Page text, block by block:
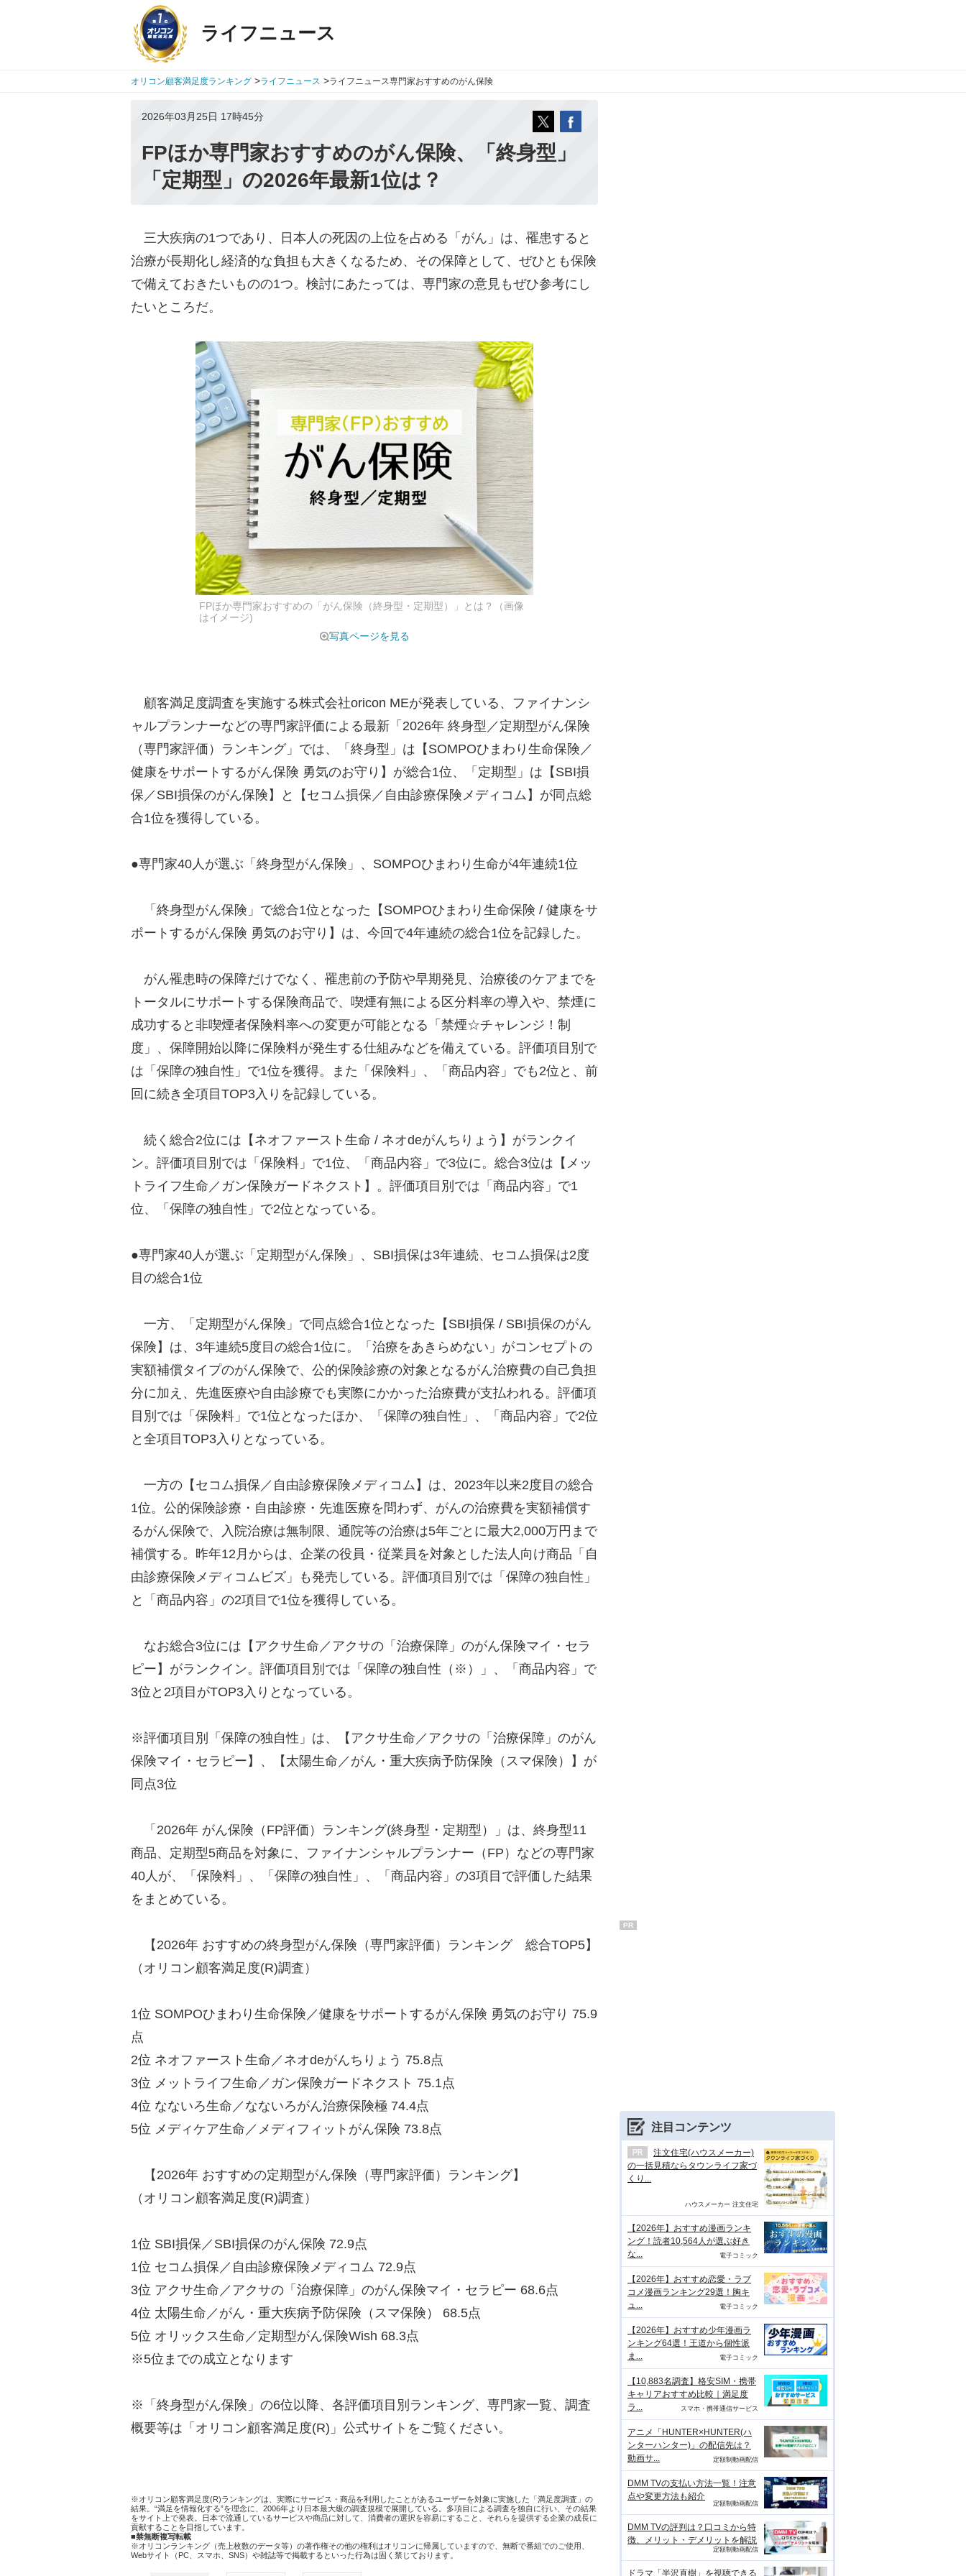
ライフニュース
オリコン顧客満足度ランキング >ライフニュース >ライフニュース専門家おすすめのがん保険
2026年03月25日 17時45分
FPほか専門家おすすめのがん保険、「終身型」
「定期型」の2026年最新1位は？
三大疾病の1つであり、日本人の死因の上位を占める「がん」は、罹患すると
治療が長期化し経済的な負担も大きくなるため、その保障として、ぜひとも保険
で備えておきたいものの1つ。検討にあたっては、専門家の意見もぜひ参考にし
たいところだ。
FPほか専門家おすすめの「がん保険（終身型・定期型）」とは？（画像
はイメージ)
写真ページを見る
顧客満足度調査を実施する株式会社oricon MEが発表している、ファイナンシ
ャルプランナーなどの専門家評価による最新「2026年 終身型／定期型がん保険
（専門家評価）ランキング」では、「終身型」は【SOMPOひまわり生命保険／
健康をサポートするがん保険 勇気のお守り】が総合1位、「定期型」は【SBI損
保／SBI損保のがん保険】と【セコム損保／自由診療保険メディコム】が同点総
合1位を獲得している。
●専門家40人が選ぶ「終身型がん保険」、SOMPOひまわり生命が4年連続1位
「終身型がん保険」で総合1位となった【SOMPOひまわり生命保険 / 健康をサ
ポートするがん保険 勇気のお守り】は、今回で4年連続の総合1位を記録した。
がん罹患時の保障だけでなく、罹患前の予防や早期発見、治療後のケアまでを
トータルにサポートする保険商品で、喫煙有無による区分料率の導入や、禁煙に
成功すると非喫煙者保険料率への変更が可能となる「禁煙☆チャレンジ！制
度」、保障開始以降に保険料が発生する仕組みなどを備えている。評価項目別で
は「保障の独自性」で1位を獲得。また「保険料」、「商品内容」でも2位と、前
回に続き全項目TOP3入りを記録している。
続く総合2位には【ネオファースト生命 / ネオdeがんちりょう】がランクイ
ン。評価項目別では「保険料」で1位、「商品内容」で3位に。総合3位は【メッ
トライフ生命／ガン保険ガードネクスト】。評価項目別では「商品内容」で1
位、「保障の独自性」で2位となっている。
●専門家40人が選ぶ「定期型がん保険」、SBI損保は3年連続、セコム損保は2度
目の総合1位
一方、「定期型がん保険」で同点総合1位となった【SBI損保 / SBI損保のがん
保険】は、3年連続5度目の総合1位に。「治療をあきらめない」がコンセプトの
実額補償タイプのがん保険で、公的保険診療の対象となるがん治療費の自己負担
分に加え、先進医療や自由診療でも実際にかかった治療費が支払われる。評価項
目別では「保険料」で1位となったほか、「保障の独自性」、「商品内容」で2位
と全項目TOP3入りとなっている。
一方の【セコム損保／自由診療保険メディコム】は、2023年以来2度目の総合
1位。公的保険診療・自由診療・先進医療を問わず、がんの治療費を実額補償す
るがん保険で、入院治療は無制限、通院等の治療は5年ごとに最大2,000万円まで
補償する。昨年12月からは、企業の役員・従業員を対象とした法人向け商品「自
由診療保険メディコムビズ」も発売している。評価項目別では「保障の独自性」
と「商品内容」の2項目で1位を獲得している。
なお総合3位には【アクサ生命／アクサの「治療保障」のがん保険マイ・セラ
ピー】がランクイン。評価項目別では「保障の独自性（※）」、「商品内容」で
3位と2項目がTOP3入りとなっている。
※評価項目別「保障の独自性」は、【アクサ生命／アクサの「治療保障」のがん
保険マイ・セラピー】、【太陽生命／がん・重大疾病予防保険（スマ保険）】が
同点3位
「2026年 がん保険（FP評価）ランキング(終身型・定期型）」は、終身型11
商品、定期型5商品を対象に、ファイナンシャルプランナー（FP）などの専門家
40人が、「保険料」、「保障の独自性」、「商品内容」の3項目で評価した結果
をまとめている。
【2026年 おすすめの終身型がん保険（専門家評価）ランキング 総合TOP5】
（オリコン顧客満足度(R)調査）
1位 SOMPOひまわり生命保険／健康をサポートするがん保険 勇気のお守り 75.9
点
2位 ネオファースト生命／ネオdeがんちりょう 75.8点
3位 メットライフ生命／ガン保険ガードネクスト 75.1点
4位 なないろ生命／なないろがん治療保険極 74.4点
5位 メディケア生命／メディフィットがん保険 73.8点
【2026年 おすすめの定期型がん保険（専門家評価）ランキング】
（オリコン顧客満足度(R)調査）
1位 SBI損保／SBI損保のがん保険 72.9点
1位 セコム損保／自由診療保険メディコム 72.9点
3位 アクサ生命／アクサの「治療保障」のがん保険マイ・セラピー 68.6点
4位 太陽生命／がん・重大疾病予防保険（スマ保険） 68.5点
5位 オリックス生命／定期型がん保険Wish 68.3点
※5位までの成立となります
※「終身型がん保険」の6位以降、各評価項目別ランキング、専門家一覧、調査
概要等は「オリコン顧客満足度(R)」公式サイトをご覧ください。
※オリコン顧客満足度(R)ランキングは、実際にサービス・商品を利用したことがあるユーザーを対象に実施した「満足度調査」の
結果。“満足を情報化する”を理念に、2006年より日本最大級の調査規模で展開している。多項目による調査を独自に行い、その結果
をサイト上で発表。日本で流通しているサービスや商品に対して、消費者の選択を容易にすること、それらを提供する企業の成長に
貢献することを目指しています。
■禁無断複写転載
※オリコンランキング（売上枚数のデータ等）の著作権その他の権利はオリコンに帰属していますので、無断で番組でのご使用、
Webサイト（PC、スマホ、SNS）や雑誌等で掲載するといった行為は固く禁じております。
PR
注目コンテンツ
注文住宅(ハウスメーカー)
の一括見積ならタウンライフ家づ
くり...
ハウスメーカー 注文住宅
【2026年】おすすめ漫画ランキ
ング！読者10,564人が選ぶ好き
な...
電子コミック
【2026年】おすすめ恋愛・ラブ
コメ漫画ランキング29選！胸キ
ュ...
電子コミック
【2026年】おすすめ少年漫画ラ
ンキング64選！王道から個性派
ま...
電子コミック
【10,883名調査】格安SIM・携帯
キャリアおすすめ比較｜満足度
ラ...
スマホ・携帯通信サービス
アニメ「HUNTER×HUNTER(ハ
ンターハンター)」の配信先は？
動画サ...
定額制動画配信
DMM TVの支払い方法一覧！注意
点や変更方法も紹介
定額制動画配信
DMM TVの評判は？口コミから特
徴、メリット・デメリットを解説
定額制動画配信
ドラマ「半沢直樹」を視聴できる